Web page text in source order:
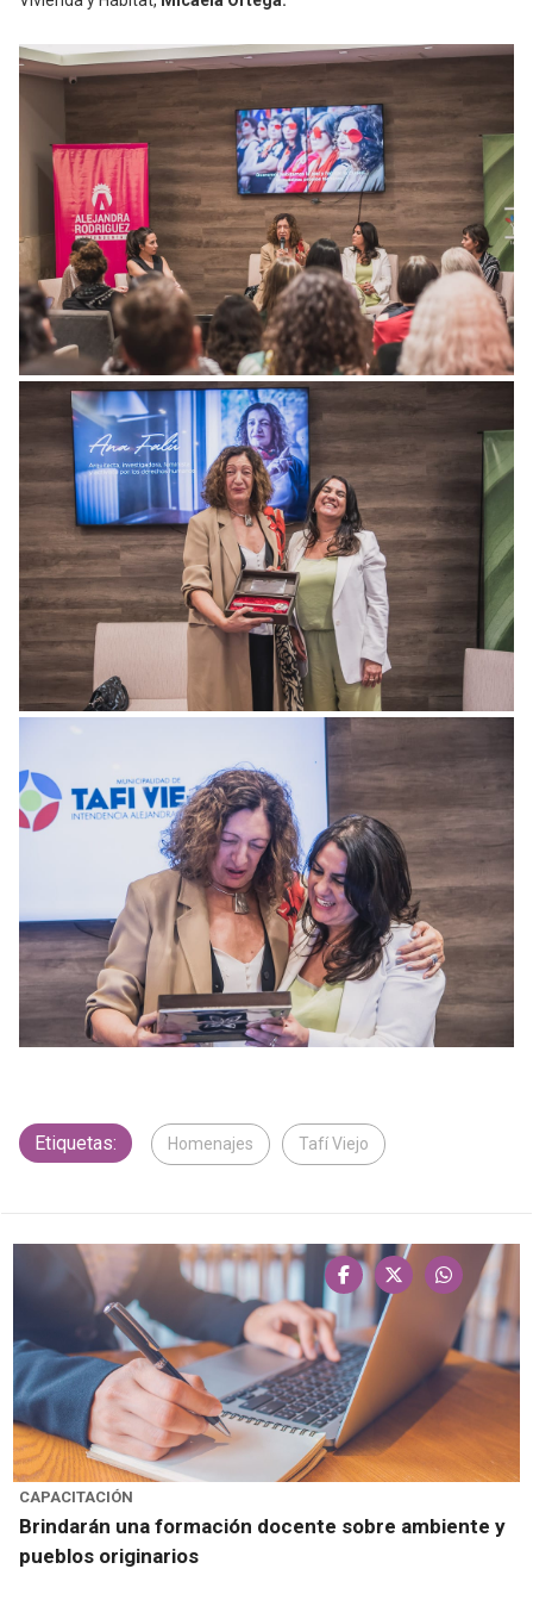
Etiquetas: Homenajes Tafí Viejo
CAPACITACIÓN
Brindarán una formación docente sobre ambiente y
pueblos originarios